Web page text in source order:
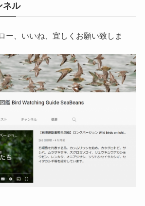
ネル
ー、いいね、宜しくお願い致しま